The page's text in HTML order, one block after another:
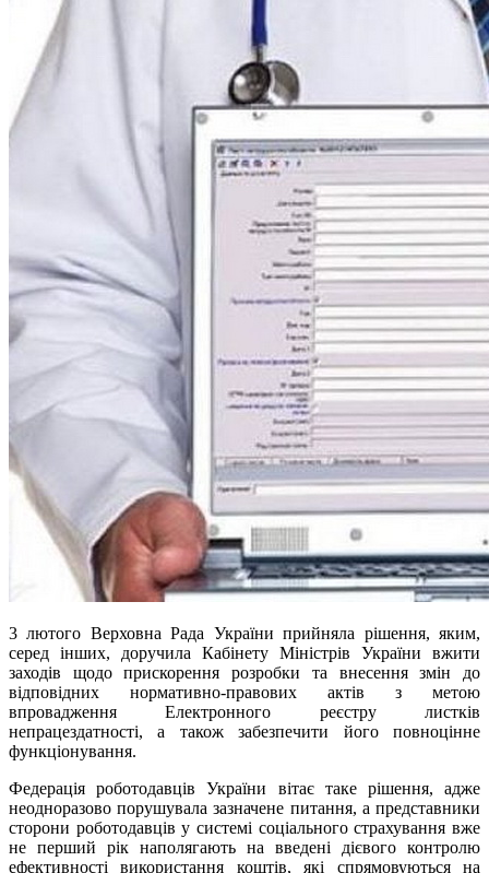
3 лютого Верховна Рада України прийняла рішення, яким,
серед інших, доручила Кабінету Міністрів України вжити
заходів щодо прискорення розробки та внесення змін до
відповідних нормативно-правових актів з метою
впровадження Електронного реєстру листків
непрацездатності, а також забезпечити його повноцінне
функціонування.
Федерація роботодавців України вітає таке рішення, адже
неодноразово порушувала зазначене питання, а представники
сторони роботодавців у системі соціального страхування вже
не перший рік наполягають на введені дієвого контролю
ефективності використання коштів, які спрямовуються на